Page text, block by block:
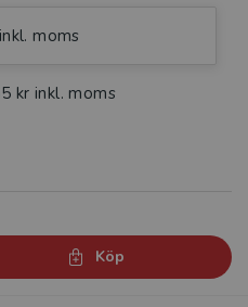
moms
kr inkl. moms
Köp